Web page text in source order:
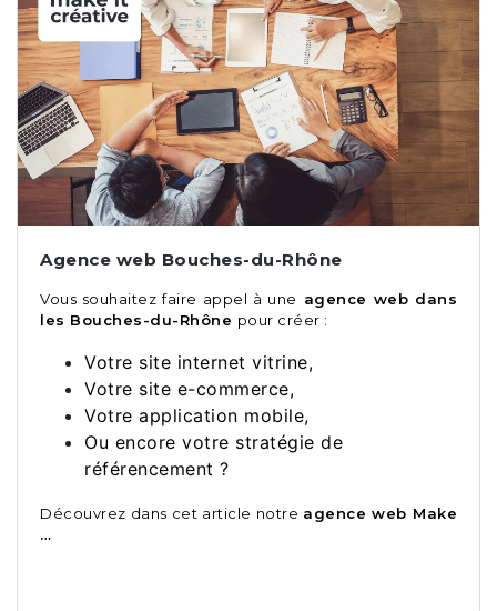
Agence web Bouches-du-Rhône
Vous souhaitez faire appel à une agence web dans
les Bouches-du-Rhône pour créer :
Votre site internet vitrine,
Votre site e-commerce,
Votre application mobile,
Ou encore votre stratégie de
référencement ?
Découvrez dans cet article notre agence web Make
…